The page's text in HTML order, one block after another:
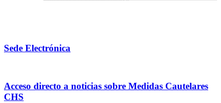
Sede Electrónica
Acceso directo a noticias sobre Medidas Cautelares
CHS